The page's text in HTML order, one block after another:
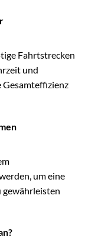
Fahrtstrecken
und
um eine
gewährleisten